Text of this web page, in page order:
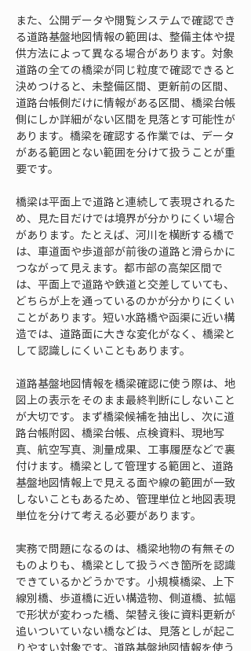
また、公開データや閲覧システムで確認でき
る道路基盤地図情報の範囲は、整備主体や提
供方法によって異なる場合があります。対象
道路の全ての橋梁が同じ粒度で確認できると
決めつけると、未整備区間、更新前の区間、
道路台帳側だけに情報がある区間、橋梁台帳
側にしか詳細がない区間を見落とす可能性が
あります。橋梁を確認する作業では、データ
がある範囲とない範囲を分けて扱うことが重
要です。
橋梁は平面上で道路と連続して表現されるた
め、見た目だけでは境界が分かりにくい場合
があります。たとえば、河川を横断する橋で
は、車道面や歩道部が前後の道路と滑らかに
つながって見えます。都市部の高架区間で
は、平面上で道路や鉄道と交差していても、
どちらが上を通っているのかが分かりにくい
ことがあります。短い水路橋や函渠に近い構
造では、道路面に大きな変化がなく、橋梁と
して認識しにくいこともあります。
道路基盤地図情報を橋梁確認に使う際は、地
図上の表示をそのまま最終判断にしないこと
が大切です。まず橋梁候補を抽出し、次に道
路台帳附図、橋梁台帳、点検資料、現地写
真、航空写真、測量成果、工事履歴などで裏
付けます。橋梁として管理する範囲と、道路
基盤地図情報上で見える面や線の範囲が一致
しないこともあるため、管理単位と地図表現
単位を分けて考える必要があります。
実務で問題になるのは、橋梁地物の有無その
ものよりも、橋梁として扱うべき箇所を認識
できているかどうかです。小規模橋梁、上下
線別橋、歩道橋に近い構造物、側道橋、拡幅
で形状が変わった橋、架替え後に資料更新が
追いついていない橋などは、見落としが起こ
りやすい対象です。道路基盤地図情報を使う